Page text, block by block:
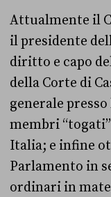
Attualmente il
il presidente
diritto e capo
della Corte di
generale presso
membri
Italia; e infine
Parlamento in
ordinari in